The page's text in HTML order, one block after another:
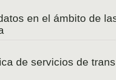
en el ámbito de
de servicios de